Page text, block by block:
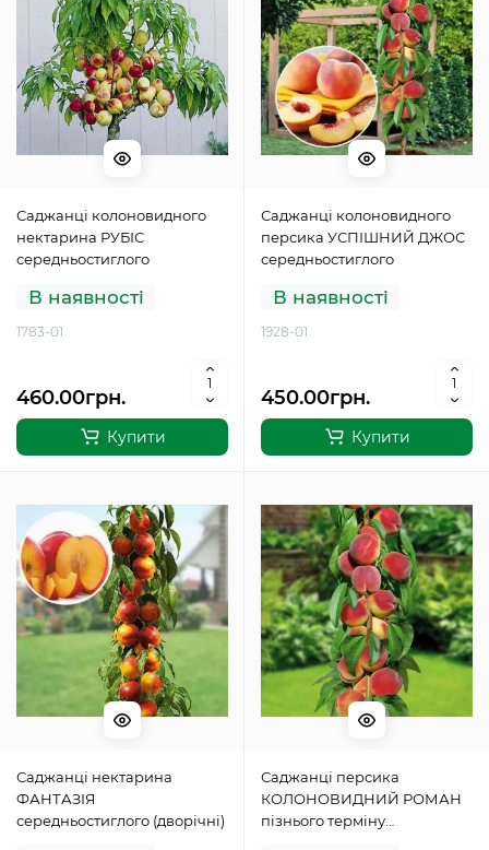
Саджанці колоновидного
нектарина РУБІС
середньостиглого
В наявності
1783-01
460.00грн.
Купити
Саджанці колоновидного
персика УСПІШНИЙ ДЖОС
середньостиглого
В наявності
1928-01
450.00грн.
Купити
Саджанці нектарина
ФАНТАЗІЯ
середньостиглого (дворічні)
Саджанці персика
КОЛОНОВИДНИЙ РОМАН
пізнього терміну